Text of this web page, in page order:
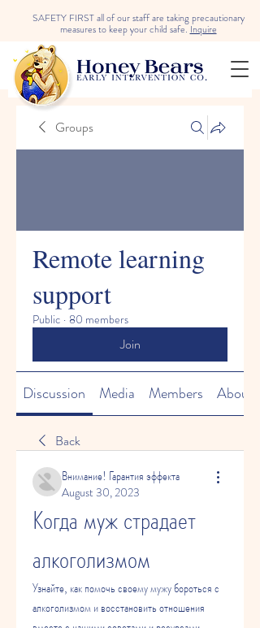
SAFETY FIRST all of our staff are taking precautionary
measures to keep your child safe.Inquire
Groups
Remote learning
support
Public · 80 members
Join
Discussion Media Members About
Back
Внимание! Гарантия эффекта
August 30, 2023
Когда муж страдает
алкоголизмом
Узнайте, как помочь своему мужу бороться с
алкоголизмом и восстановить отношения